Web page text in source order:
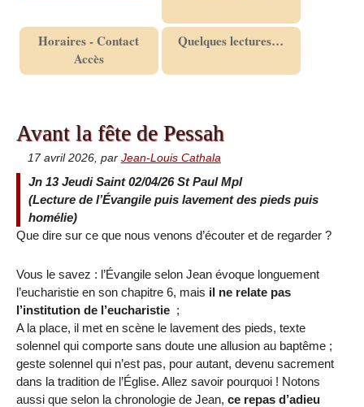
Horaires - Contact
Accès
Quelques lectures…
Avant la fête de Pessah
17 avril 2026, par Jean-Louis Cathala
Jn 13 Jeudi Saint 02/04/26 St Paul Mpl
(Lecture de l’Évangile puis lavement des pieds puis
homélie)
Que dire sur ce que nous venons d’écouter et de regarder ?
Vous le savez : l’Évangile selon Jean évoque longuement
l’eucharistie en son chapitre 6, mais il ne relate pas
l’institution de l’eucharistie ;
A la place, il met en scène le lavement des pieds, texte
solennel qui comporte sans doute une allusion au baptême ;
geste solennel qui n’est pas, pour autant, devenu sacrement
dans la tradition de l’Église. Allez savoir pourquoi ! Notons
aussi que selon la chronologie de Jean, ce repas d’adieu